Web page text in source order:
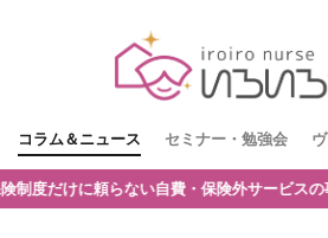
コラム＆ニュース セミナー・勉強会
費・保険外サービスの事例や導入の考え